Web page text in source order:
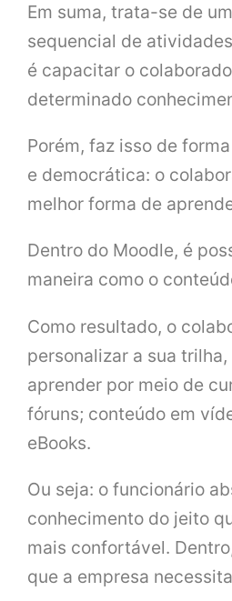
Em suma, trata-se de
sequencial de
é capacitar o
determinado
Porém, faz isso de
e democrática: o
melhor forma de
Dentro do Moodle, é
maneira como o
Como resultado, o
personalizar a sua
aprender por meio de
fóruns; conteúdo em
eBooks.
Ou seja: o funcionário
conhecimento do jeito
mais confortável.
que a empresa